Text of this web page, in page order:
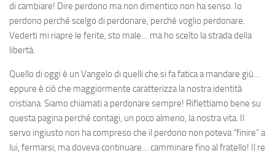
di cambiare! Dire perdono ma non dimentico non ha senso. Io
perdono perché scelgo di perdonare, perché voglio perdonare.
Vederti mi riapre le ferite, sto male… ma ho scelto la strada della
libertà.
Quello di oggi è un Vangelo di quelli che si fa fatica a mandare giù…
eppure è ciò che maggiormente caratterizza la nostra identità
cristiana. Siamo chiamati a perdonare sempre! Riflettiamo bene su
questa pagina perché contagi, un poco almeno, la nostra vita. Il
servo ingiusto non ha compreso che il perdono non poteva “finire” a
lui, fermarsi, ma doveva continuare… camminare fino al fratello! Il re